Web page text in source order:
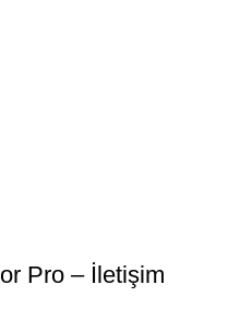
Pro – İletişim